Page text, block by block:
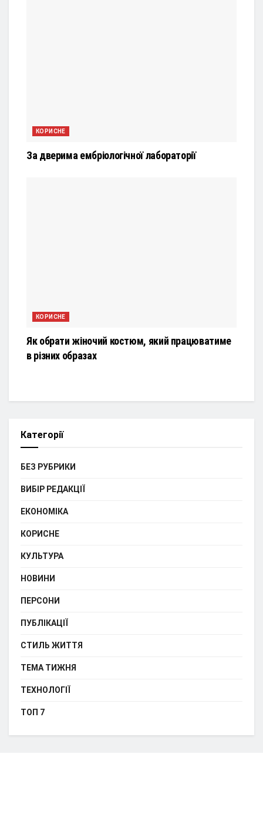
КОРИСНЕ
За дверима ембріологічної лабораторії
КОРИСНЕ
Як обрати жіночий костюм, який працюватиме
в різних образах
Категорії
БЕЗ РУБРИКИ
ВИБІР РЕДАКЦІЇ
ЕКОНОМІКА
КОРИСНЕ
КУЛЬТУРА
НОВИНИ
ПЕРСОНИ
ПУБЛІКАЦІЇ
СТИЛЬ ЖИТТЯ
ТЕМА ТИЖНЯ
ТЕХНОЛОГІЇ
ТОП 7